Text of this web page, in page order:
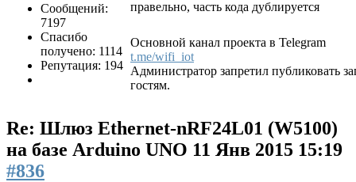
Сообщений:
7197
Спасибо
получено: 1114
Репутация: 194
правельно, часть кода дублируется
Основной канал проекта в Telegram
t.me/wifi_iot
Администратор запретил публиковать
гостям.
Re: Шлюз Ethernet-nRF24L01 (W5100)
на базе Arduino UNO 11 Янв 2015 15:19
#836